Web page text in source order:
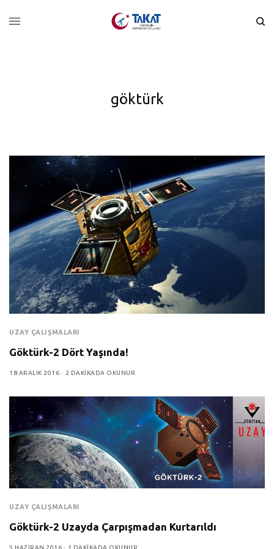
göktürk
UZAY ÇALIŞMALARI
Göktürk-2 Dört Yaşında!
18 ARALIK 2016 2 DAKIKADA OKUNUR
UZAY ÇALIŞMALARI
Göktürk-2 Uzayda Çarpışmadan Kurtarıldı